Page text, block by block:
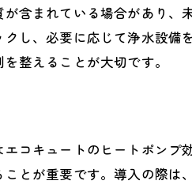
活
含まれている場合があり、
し、必要に応じて浄水設備
整えることが大切です。
コキュートのヒートポンプ
とが重要です。導入の際は